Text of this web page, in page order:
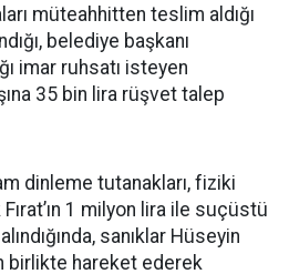
müteahhitten teslim aldığı
belediye başkanı
imar ruhsatı isteyen
35 bin lira rüşvet talep
dinleme tutanakları, fiziki
1 milyon lira ile suçüstü
sanıklar Hüseyin
birlikte hareket ederek